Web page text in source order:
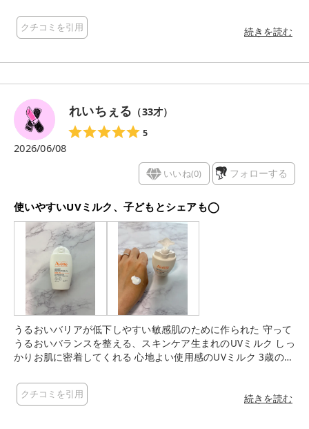
びてくれて、ムラなく塗りやすいのが嬉しいポイントです。 キ
シキシ感がなくて、肌にぴたっと密着する感じ。 つけた瞬間か
す。 気分的に、スキンケアの延長みたいな感覚で使えました。
肌がきれいに見えるのもお気に入り♪ これ1本でも自然な仕上が
りなので、軽いメイクの日にもぴったりです。
クチコミを引用 続きを読む
れいちぇる （33才）
5
2026/06/08
いいね(0) フォローする
使いやすいUVミルク、子どもとシェアも◯
うるおいバリアが低下しやすい敏感肌のために作られた 守って
うるおいバランスを整える、スキンケア生まれのUVミルク しっ
かりお肌に密着してくれる 心地よい使用感のUVミルク 3歳の息
クチコミを引用
続きを読む